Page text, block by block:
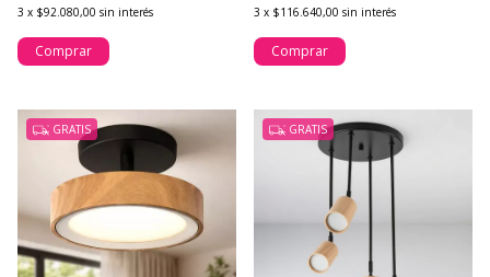
3 x $92.080,00 sin interés
Comprar
3 x $116.640,00 sin interés
Comprar
GRATIS GRATIS